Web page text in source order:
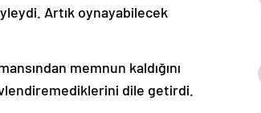
Artık oynayabilecek
memnun kaldığını
dile getirdi.